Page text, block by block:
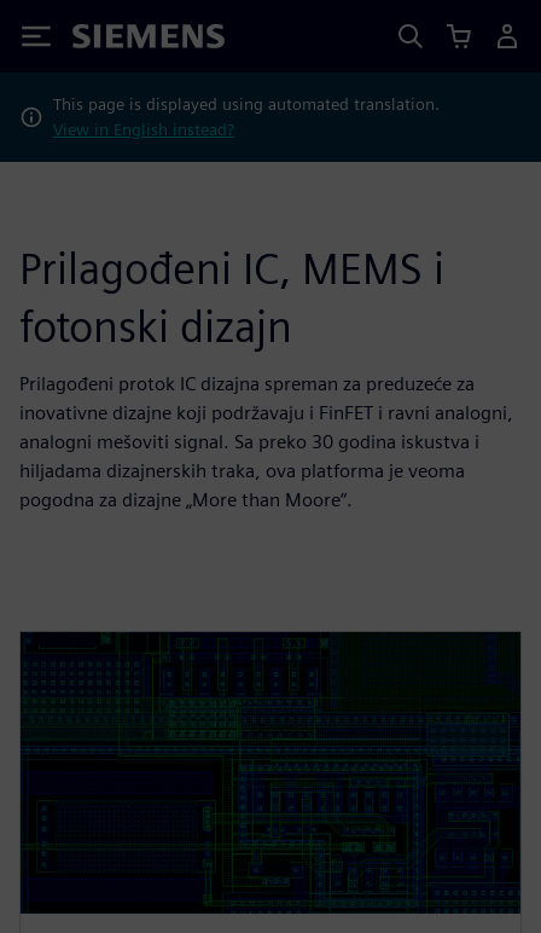
Siemens
This page is displayed using automated translation.
View in English instead?
Prilagođeni IC, MEMS i
fotonski dizajn
Prilagođeni protok IC dizajna spreman za preduzeće za
inovativne dizajne koji podržavaju i FinFET i ravni analogni,
analogni mešoviti signal. Sa preko 30 godina iskustva i
hiljadama dizajnerskih traka, ova platforma je veoma
pogodna za dizajne „More than Moore“.